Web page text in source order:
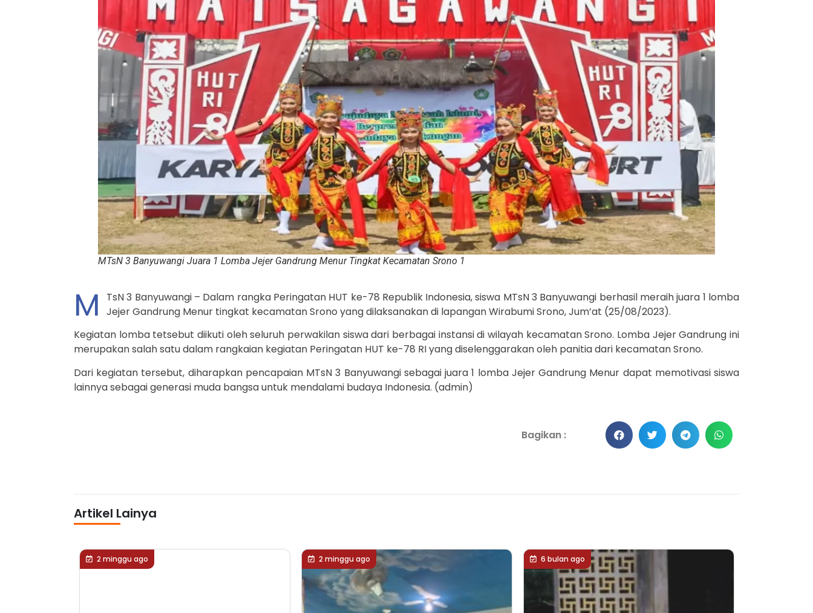
MTsN 3 Banyuwangi Juara 1 Lomba Jejer Gandrung Menur Tingkat Kecamatan Srono 1
M
TsN 3 Banyuwangi – Dalam rangka Peringatan HUT ke-78 Republik Indonesia, siswa MTsN 3 Banyuwangi berhasil meraih juara 1 lomba
Jejer Gandrung Menur tingkat kecamatan Srono yang dilaksanakan di lapangan Wirabumi Srono, Jum’at (25/08/2023).
Kegiatan lomba tetsebut diikuti oleh seluruh perwakilan siswa dari berbagai instansi di wilayah kecamatan Srono. Lomba Jejer Gandrung ini
merupakan salah satu dalam rangkaian kegiatan Peringatan HUT ke-78 RI yang diselenggarakan oleh panitia dari kecamatan Srono.
Dari kegiatan tersebut, diharapkan pencapaian MTsN 3 Banyuwangi sebagai juara 1 lomba Jejer Gandrung Menur dapat memotivasi siswa
lainnya sebagai generasi muda bangsa untuk mendalami budaya Indonesia. (admin)
Bagikan :
Artikel Lainya
2 minggu ago 2 minggu ago 6 bulan ago